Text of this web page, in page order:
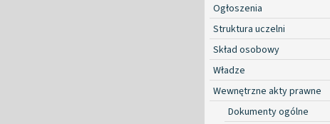
Ogłoszenia
Struktura uczelni
Skład osobowy
Władze
Wewnętrzne akty prawne
Dokumenty ogólne